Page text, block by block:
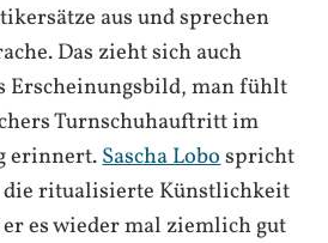
aus und sprechen
Das zieht sich auch
Erscheinungsbild, man fühlt
Turnschuhauftritt im
erinnert.Sascha Lobospricht
die ritualisierte Künstlichkeit
es wieder mal ziemlich gut